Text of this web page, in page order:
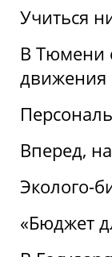
Учиться
В Тюмени
движения
Вперед,
Эколого-
«Бюджет